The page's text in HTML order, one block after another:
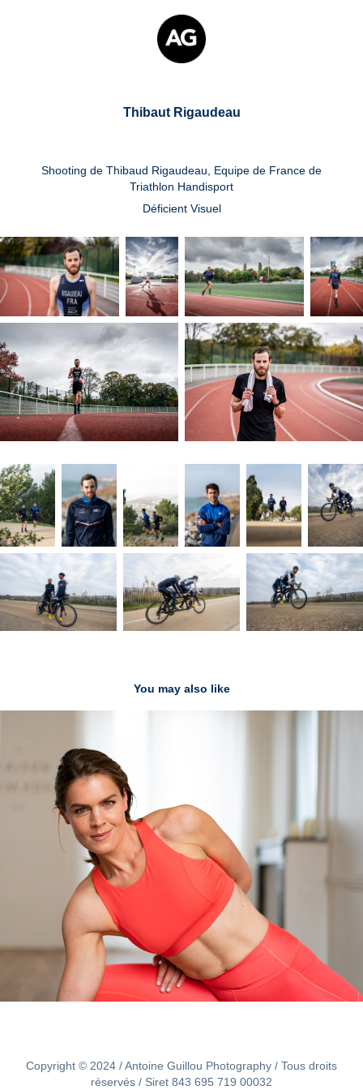
Thibaut Rigaudeau
Shooting de Thibaud Rigaudeau, Equipe de France de
Triathlon Handisport
Déficient Visuel
You may also like
Lucile Woodward
2019
Copyright © 2024 / Antoine Guillou Photography / Tous droits
réservés / Siret 843 695 719 00032